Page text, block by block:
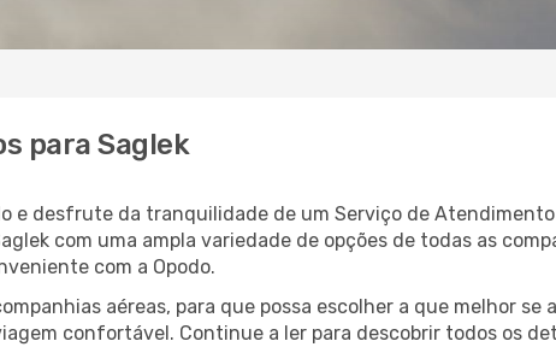
para Saglek
e desfrute da tranquilidade de um Serviço de
com uma ampla variedade de opções de todas as
com a Opodo.
aéreas, para que possa escolher a que melhor se
confortável. Continue a ler para descobrir todos os